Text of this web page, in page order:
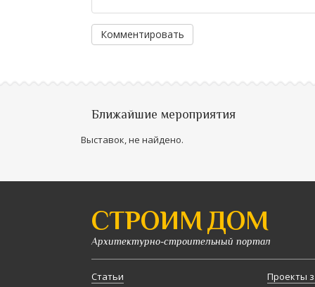
Комментировать
Ближайшие мероприятия
Выставок, не найдено.
СТРОИМ ДОМ
Архитектурно-строительный портал
Статьи
Проекты